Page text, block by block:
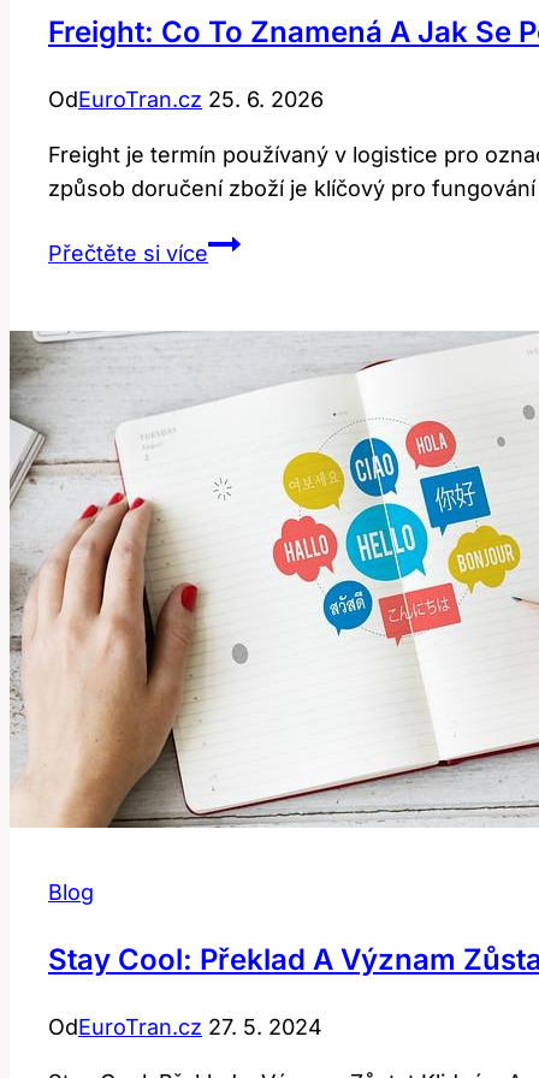
Freight: Co To Znamená A Jak Se
OdEuroTran.cz 25. 6. 2026
Freight je termín používaný v logistice pro
způsob doručení zboží je klíčový pro
Přečtěte si víceFreight:
znamená
jak
používá
logistice?
Blog
Stay Cool: Překlad A Význam
OdEuroTran.cz 27. 5. 2024